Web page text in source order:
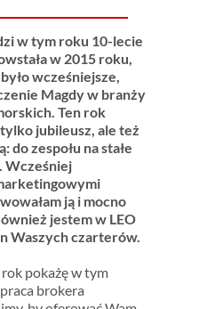
w tym roku 10-lecie
w 2015 roku,
wcześniejsze,
Magdy w branży
Ten rok
jubileusz, ale też
do zespołu na stałe
Wcześniej
ją i mocno
jestem w LEO
Waszych czarterów.
pokażę w tym
brokera